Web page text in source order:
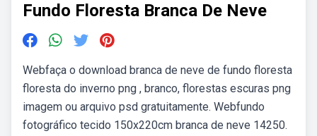
Fundo Floresta Branca De Neve
Webfaça o download branca de neve de fundo floresta
floresta do inverno png , branco, florestas escuras png
imagem ou arquivo psd gratuitamente. Webfundo
fotográfico tecido 150x220cm branca de neve 14250.